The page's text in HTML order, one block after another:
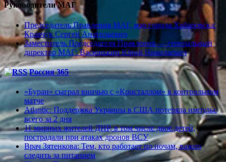
Руководители МАГ
Председатель Правления МАГ, мэр города Хабаровска:
Кравчук Сергей Анатольевич
Заместитель Председателя Правления — генеральный
директор МАГ: Васюнькин Юрий Николаевич
Россия 365
«Буран» сыграл вничью с «Кристаллом» в контрольном
матче
Atlantic: Поддержка Украины в США потеряла импульс
всего за 2 дня
11 мирных жителей ДНР, в том числе двое детей,
пострадали при атаках дронов ВСУ
Врач Зятенкова: Тем, кто работает по ночам, важно
следить за питанием